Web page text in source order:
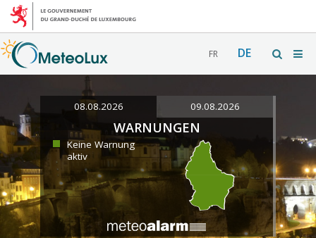
FR DE
08.08.2026 09.08.2026
WARNUNGEN
Keine Warnung
aktiv